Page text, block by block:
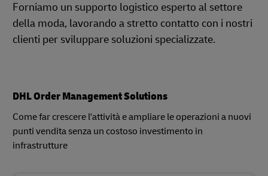
Forniamo un supporto logistico esperto al settore
della moda, lavorando a stretto contatto con i nostri
clienti per sviluppare soluzioni specializzate.
DHL Order Management Solutions
Come far crescere l'attività e ampliare le operazioni a nuovi
punti vendita senza un costoso investimento in
infrastrutture